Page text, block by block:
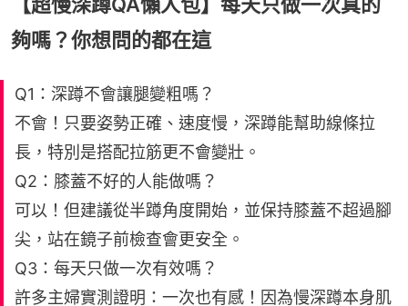
夠嗎？你想問的都在這
Q1：深蹲不會讓腿變粗嗎？
不會！只要姿勢正確、速度慢，深蹲能幫助線條拉
長，特別是搭配拉筋更不會變壯。
Q2：膝蓋不好的人能做嗎？
可以！但建議從半蹲角度開始，並保持膝蓋不超過腳
尖，站在鏡子前檢查會更安全。
Q3：每天只做一次有效嗎？
許多主婦實測證明：一次也有感！因為慢深蹲本身肌